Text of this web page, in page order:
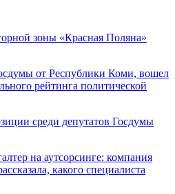
зоны «Красная Поляна»
от Республики Коми, вошел
рейтинга политической
среди депутатов Госдумы
на аутсорсинге: компания
какого специалиста